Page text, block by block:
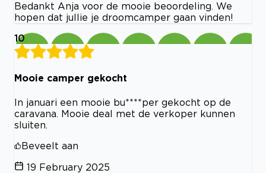
Bedankt Anja voor de mooie beoordeling. We
hopen dat jullie je droomcamper gaan vinden!
10
Mooie camper gekocht
In januari een mooie bu****per gekocht op de
caravana. Mooie deal met de verkoper kunnen
sluiten.
Beveelt aan
19 February 2025